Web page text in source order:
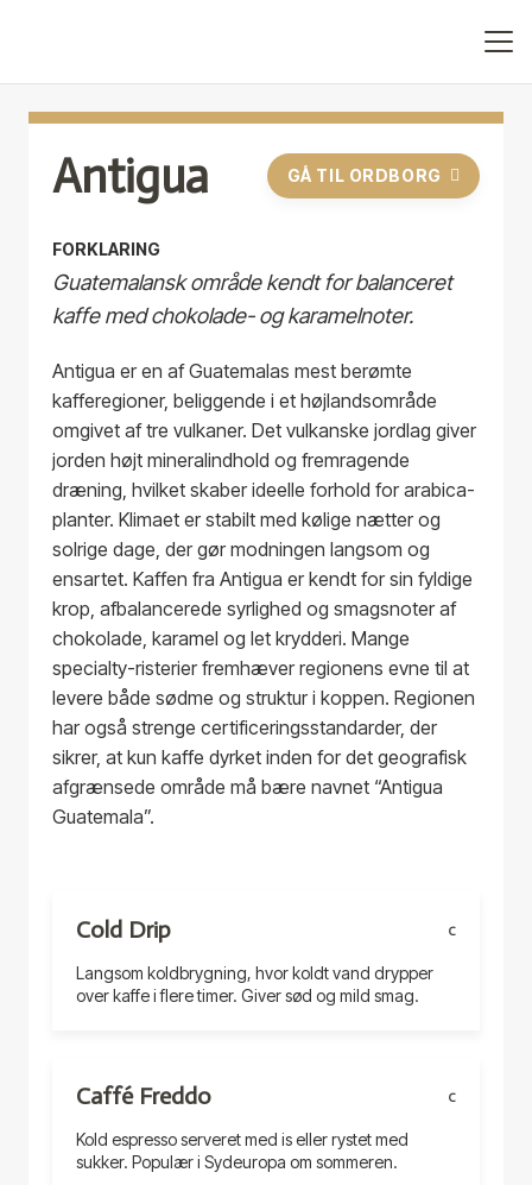
Antigua GÅ TIL ORDBORG
FORKLARING
Guatemalansk område kendt for balanceret
kaffe med chokolade- og karamelnoter.
Antigua er en af Guatemalas mest berømte
kafferegioner, beliggende i et højlandsområde
omgivet af tre vulkaner. Det vulkanske jordlag giver
jorden højt mineralindhold og fremragende
dræning, hvilket skaber ideelle forhold for arabica-
planter. Klimaet er stabilt med kølige nætter og
solrige dage, der gør modningen langsom og
ensartet. Kaffen fra Antigua er kendt for sin fyldige
krop, afbalancerede syrlighed og smagsnoter af
chokolade, karamel og let krydderi. Mange
specialty-risterier fremhæver regionens evne til at
levere både sødme og struktur i koppen. Regionen
har også strenge certificeringsstandarder, der
sikrer, at kun kaffe dyrket inden for det geografisk
afgrænsede område må bære navnet “Antigua
Guatemala”.
Cold Drip C
Langsom koldbrygning, hvor koldt vand drypper
over kaffe i flere timer. Giver sød og mild smag.
Caffé Freddo C
Kold espresso serveret med is eller rystet med
sukker. Populær i Sydeuropa om sommeren.